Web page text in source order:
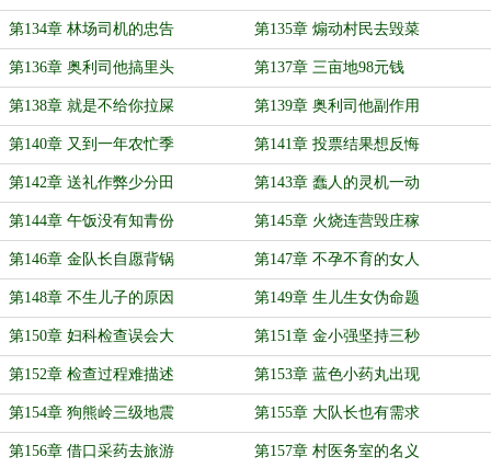
第134章 林场司机的忠告 第135章 煽动村民去毁菜
第136章 奥利司他搞里头 第137章 三亩地98元钱
第138章 就是不给你拉屎 第139章 奥利司他副作用
第140章 又到一年农忙季 第141章 投票结果想反悔
第142章 送礼作弊少分田 第143章 蠢人的灵机一动
第144章 午饭没有知青份 第145章 火烧连营毁庄稼
第146章 金队长自愿背锅 第147章 不孕不育的女人
第148章 不生儿子的原因 第149章 生儿生女伪命题
第150章 妇科检查误会大 第151章 金小强坚持三秒
第152章 检查过程难描述 第153章 蓝色小药丸出现
第154章 狗熊岭三级地震 第155章 大队长也有需求
第156章 借口采药去旅游 第157章 村医务室的名义